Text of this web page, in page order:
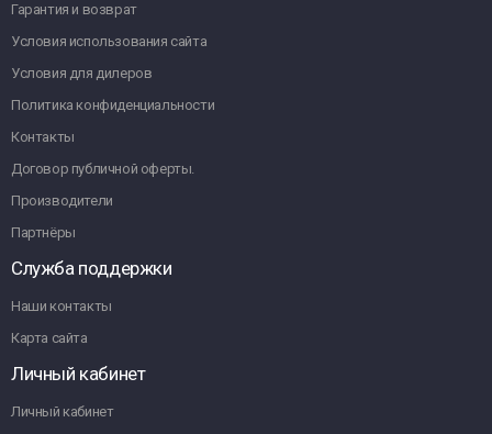
Гарантия и возврат
Условия использования сайта
Условия для дилеров
Политика конфиденциальности
Контакты
Договор публичной оферты.
Производители
Партнёры
Служба поддержки
Наши контакты
Карта сайта
Личный кабинет
Личный кабинет